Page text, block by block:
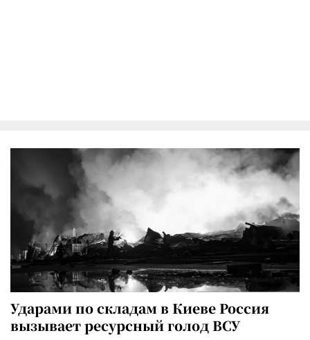
Ударами по складам в Киеве Россия
вызывает ресурсный голод ВСУ